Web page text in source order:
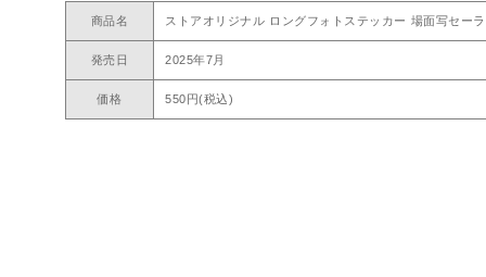
商品名 ストアオリジナル ロングフォトステッカー 場面写セー
発売日 2025年7月
価格 550円(税込)